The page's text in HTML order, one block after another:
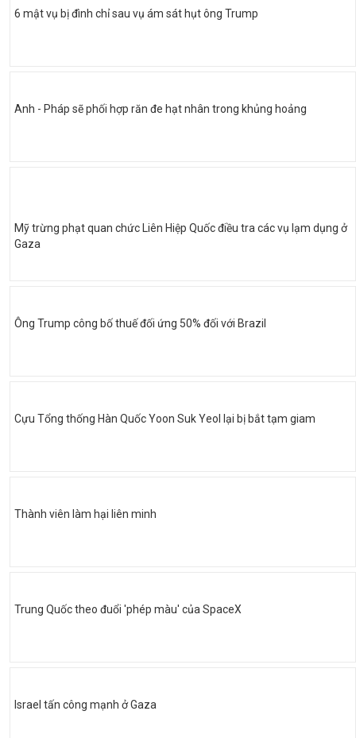
6 mật vụ bị đình chỉ sau vụ ám sát hụt ông Trump
Anh - Pháp sẽ phối hợp răn đe hạt nhân trong khủng hoảng
Mỹ trừng phạt quan chức Liên Hiệp Quốc điều tra các vụ lạm dụng ở
Gaza
Ông Trump công bố thuế đối ứng 50% đối với Brazil
Cựu Tổng thống Hàn Quốc Yoon Suk Yeol lại bị bắt tạm giam
Thành viên làm hại liên minh
Trung Quốc theo đuổi 'phép màu' của SpaceX
Israel tấn công mạnh ở Gaza